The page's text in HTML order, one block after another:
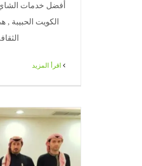
أفضل خدمات الشاي
الكويت الحبيبة ,
‫اقرأ المزيد